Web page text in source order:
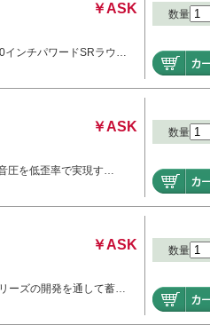
￥ASK
インチパワードSRラウ…
数量
￥ASK
圧を低歪率で実現す…
数量
￥ASK
ーズの開発を通して蓄…
数量